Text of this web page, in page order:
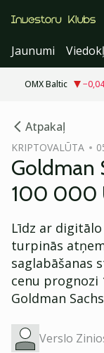
Jaunumi
OMX Baltic −0,04
Atpakaļ
KRIPTOVALŪTA
Goldman
100 000
Līdz ar
turpinās
saglabāšanas
cenu prognozi
Goldman
Verslo